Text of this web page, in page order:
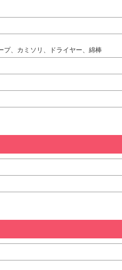
プ、カミソリ、ドライヤー、綿棒